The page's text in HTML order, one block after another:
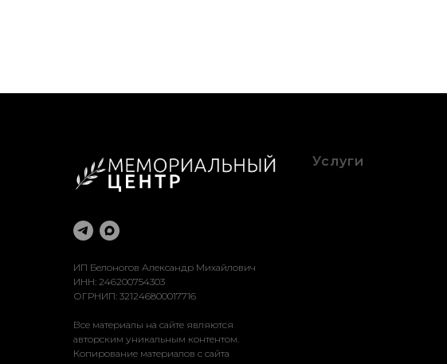
ИП Белоногов Александр Михайлович
ИНН: 246200754303
ОГРНИП: 321246800017716
Все материалы на сайте являются
авторским уникальным контентом.
Копирование материалов с сайта
Услуги